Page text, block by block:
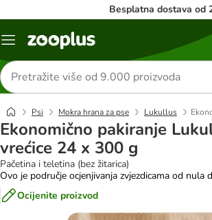
Besplatna dostava od
Izbornik
Traži
proizvode
Psi Mokra hrana za pse Lukullus
Ekonomično pakiranje
vrećice 24 x 300 g
Pačetina i teletina (bez žitarica)
Ovo je područje ocjenjivanja zvjezdicama od nula
Ocijenite proizvod